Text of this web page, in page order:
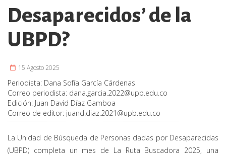
Desaparecidos’ de la
UBPD?
15 Agosto 2025
Periodista: Dana Sofía García Cárdenas
Correo periodista: dana.garcia.2022@upb.edu.co
Edición: Juan David Díaz Gamboa
Correo de editor: juand.diaz.2021@upb.edu.co
La Unidad de Búsqueda de Personas dadas por Desaparecidas
(UBPD) completa un mes de La Ruta Buscadora 2025, una